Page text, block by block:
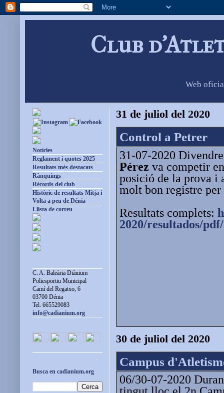
Club
Web
31 de juliol del 2020
Control a Petrer
31-07-2020
Pérez va competir
posició de la prova i
molt bon registre
Resultats complets:
2020/resultados/
30 de juliol del 2020
Campus
06/30-07-2020
Notícies
Reglament i quotes 2025
Resultats més destacats
Rànquings
Rècords del club
Històric de resultats Mitja i
Volta a peu de Dénia
Llista de correu
C. A. Baleària Diànium
Poliesportiu Municipal
Camí del Regatxo, 6
03700 Dénia
Tel. 665529083
info@cadianium.org
Busca en cadianium.org